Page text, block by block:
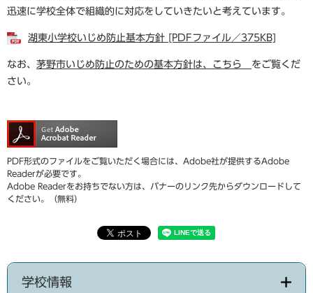
迅速に学校全体で組織的に対応をしていきたいと考えています。
湖東小学校いじめ防止基本方針 [PDFファイル／375KB]
なお、 茅野市いじめ防止のための基本方針は、こちら をご覧くだ
さい。
PDF形式のファイルをご覧いただく場合には、Adobe社が提供するAdobe
Readerが必要です。
Adobe Readerをお持ちでない方は、バナーのリンク先からダウンロードして
ください。（無料）
学校情報